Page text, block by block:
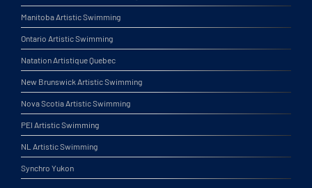
Manitoba Artistic Swimming
Ontario Artistic Swimming
Natation Artistique Quebec
New Brunswick Artistic Swimming
Nova Scotia Artistic Swimming
PEI Artistic Swimming
NL Artistic Swimming
Synchro Yukon